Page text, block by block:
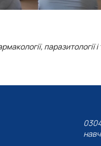
паразитології і